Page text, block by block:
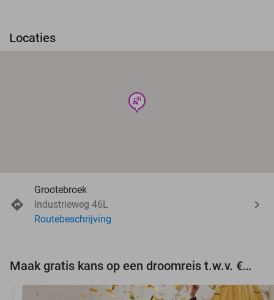
Locaties
wellness
Grootebroek
Industrieweg 46L
Routebeschrijving
Maak gratis kans op een droomreis t.w.v. €3.000!